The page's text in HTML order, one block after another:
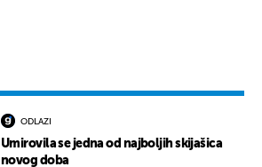
ODLAZI
Umirovila se jedna od najboljih skijašica
novog doba